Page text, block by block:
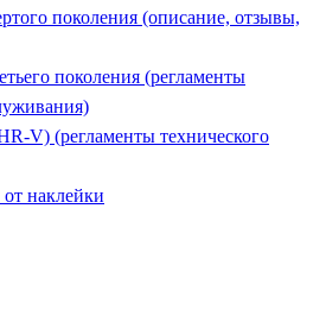
поколения (описание, отзывы,
поколения (регламенты
V) (регламенты технического
от наклейки